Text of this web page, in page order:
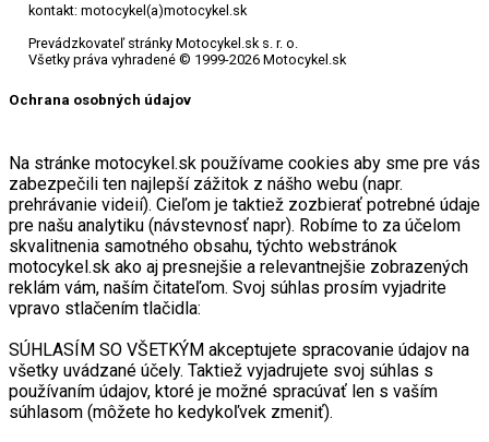
kontakt: motocykel(a)motocykel.sk
Prevádzkovateľ stránky Motocykel.sk s. r. o.
Všetky práva vyhradené © 1999-2026 Motocykel.sk
Ochrana osobných údajov
Na stránke motocykel.sk používame cookies aby sme pre vás
zabezpečili ten najlepší zážitok z nášho webu (napr.
prehrávanie videií). Cieľom je taktiež zozbierať potrebné údaje
pre našu analytiku (návstevnosť napr). Robíme to za účelom
skvalitnenia samotného obsahu, týchto webstránok
motocykel.sk ako aj presnejšie a relevantnejšie zobrazených
reklám vám, naším čitateľom. Svoj súhlas prosím vyjadrite
vpravo stlačením tlačidla:
SÚHLASÍM SO VŠETKÝM akceptujete spracovanie údajov na
všetky uvádzané účely. Taktiež vyjadrujete svoj súhlas s
používaním údajov, ktoré je možné spracúvať len s vaším
súhlasom (môžete ho kedykoľvek zmeniť).